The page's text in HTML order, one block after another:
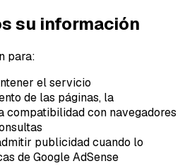
su información
para:
el servicio
de las páginas, la
compatibilidad con navegadores
publicidad cuando lo
de Google AdSense